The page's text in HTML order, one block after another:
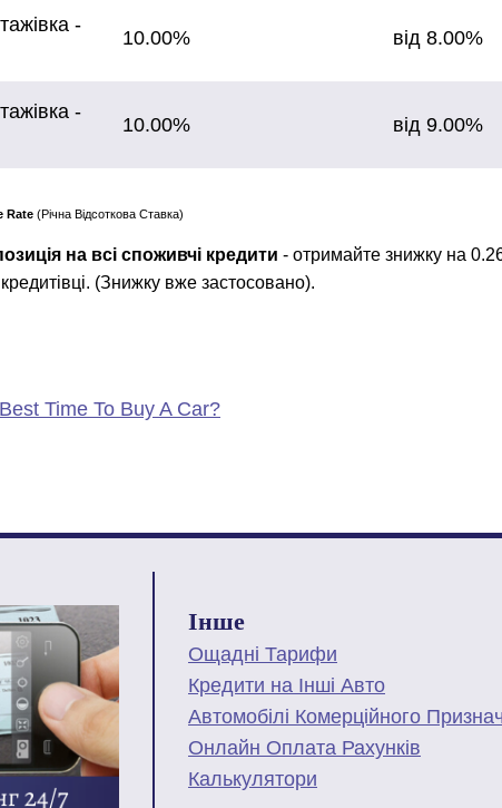
-
10.00% від 8.00%
-
10.00% від 9.00%
Rate (Річна Відсоткова Ставка)
на всі споживчі кредити - отримайте знижку на
(Знижку вже застосовано).
Time To Buy A Car?
Інше
Ощадні Тарифи
Кредити на Інші Авто
Автомобілі Комерційного
Онлайн Оплата Рахунків
Калькулятори